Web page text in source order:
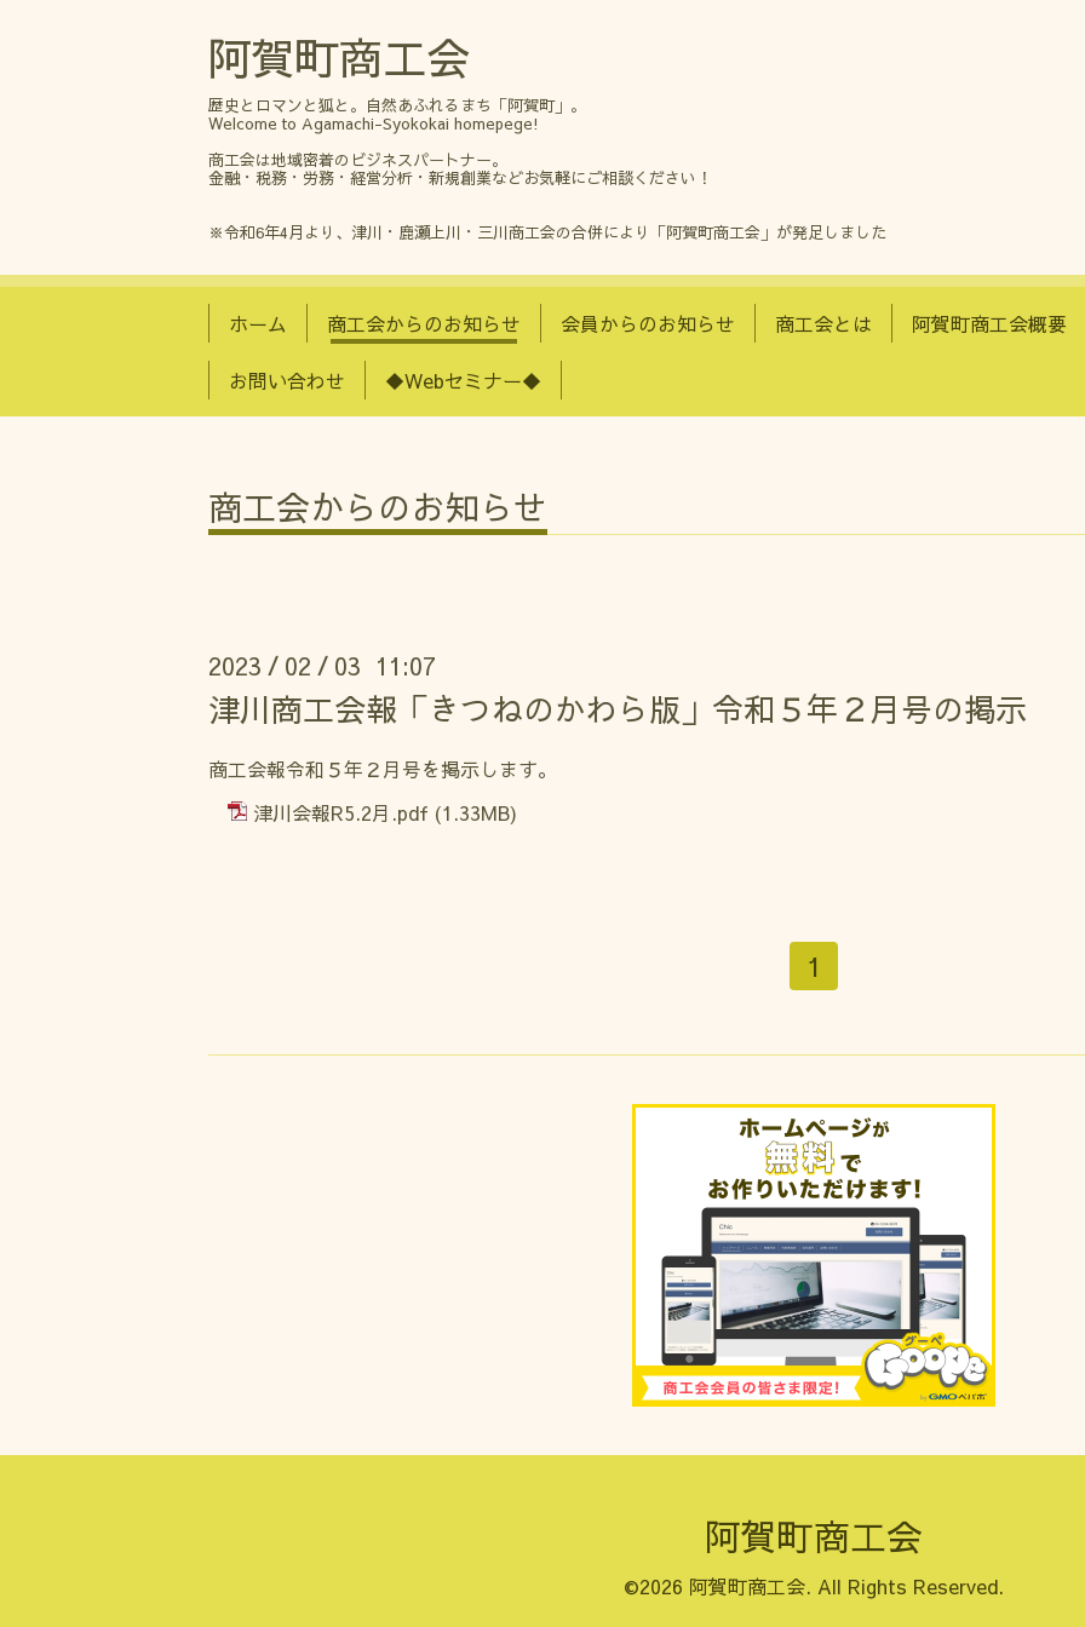
阿賀町商工会
歴史とロマンと狐と。自然あふれるまち「阿賀町」。
Welcome to Agamachi-Syokokai homepege!
商工会は地域密着のビジネスパートナー。
金融・税務・労務・経営分析・新規創業などお気軽にご相談ください！
※令和6年4月より、津川・鹿瀬上川・三川商工会の合併により「阿賀町商工会」が発足しました
ホーム 商工会からのお知らせ 会員からのお知らせ 商工会とは 阿賀町商工会概要
お問い合わせ ◆Webセミナー◆
商工会からのお知らせ
2023 / 02 / 03 11:07
津川商工会報「きつねのかわら版」令和５年２月号の掲示
商工会報令和５年２月号を掲示します。
津川会報R5.2月.pdf (1.33MB)
1
阿賀町商工会
©2026 阿賀町商工会. All Rights Reserved.